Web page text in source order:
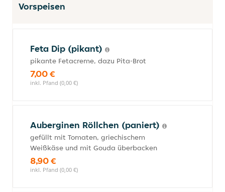
Vorspeisen
Feta Dip (pikant)
pikante Fetacreme, dazu Pita-Brot
7,00 €
inkl. Pfand (0,00 €)
Auberginen Röllchen (paniert)
gefüllt mit Tomaten, griechischem
Weißkäse und mit Gouda überbacken
8,90 €
inkl. Pfand (0,00 €)